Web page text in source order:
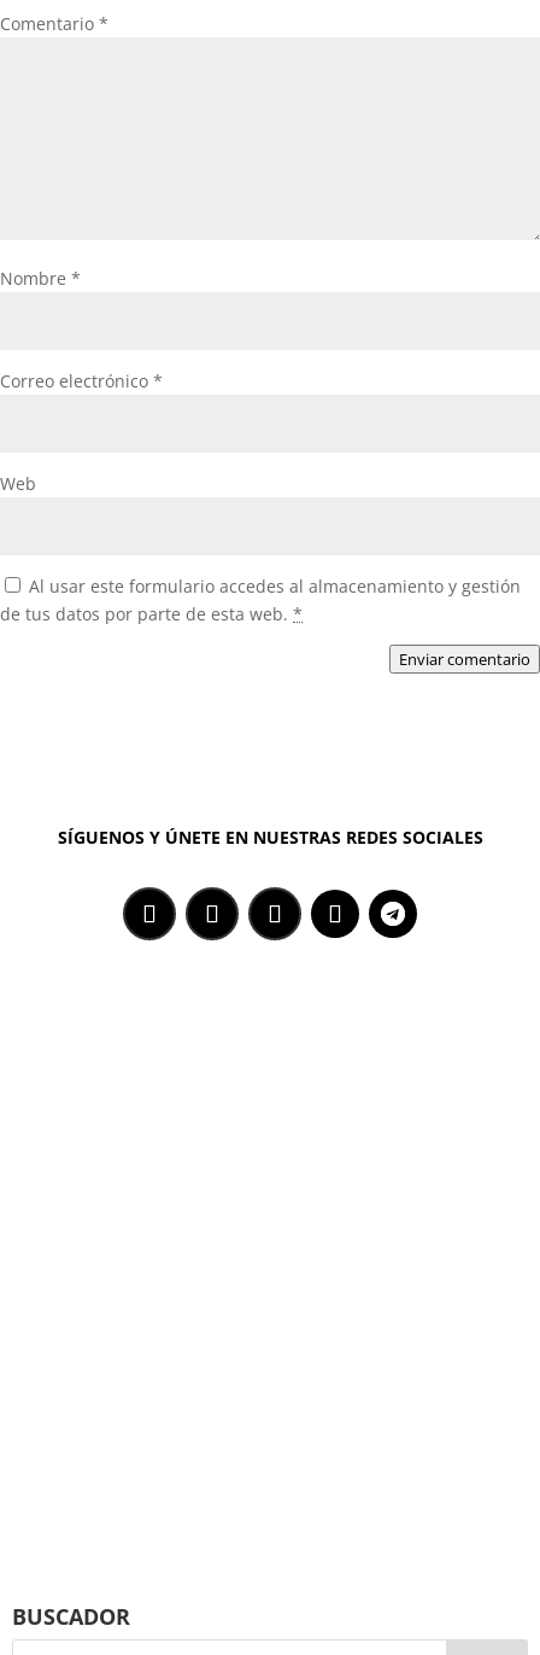
Comentario *
Nombre *
Correo electrónico *
Web
Al usar este formulario accedes al almacenamiento y gestión
de tus datos por parte de esta web. *
Enviar comentario
SÍGUENOS Y ÚNETE EN NUESTRAS REDES SOCIALES
BUSCADOR